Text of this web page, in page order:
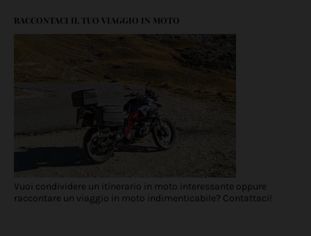
RACCONTACI IL TUO VIAGGIO IN MOTO
Vuoi condividere un itinerario in moto interessante oppure
raccontare un viaggio in moto indimenticabile? Contattaci!